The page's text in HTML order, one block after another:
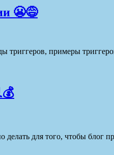
😬😅
примеры
делать для того, чтобы